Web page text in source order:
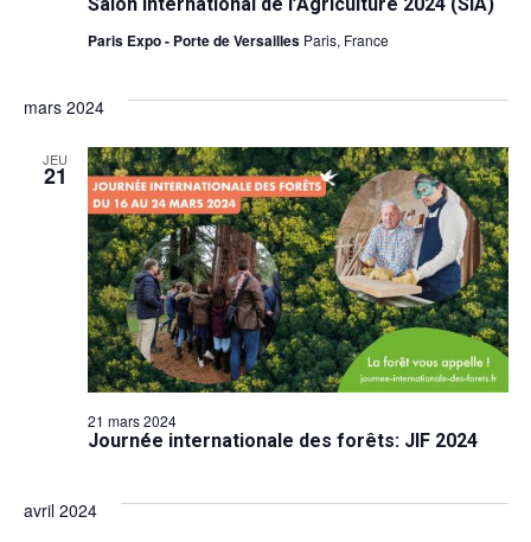
Paris Expo - Porte de Versailles Paris, France
mars 2024
JEU
21
Journée internationale des forêts: JIF 2024
21 mars 2024
avril 2024